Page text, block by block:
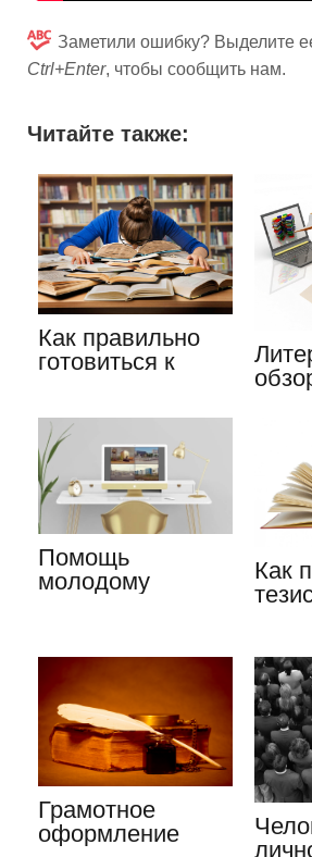
Заметили ошибку? Выделите
Ctrl+Enter, чтобы сообщить нам.
Читайте также:
Как правильно
готовиться к
Помощь
молодому
оформления…
Как
…
Грамотное
оформление